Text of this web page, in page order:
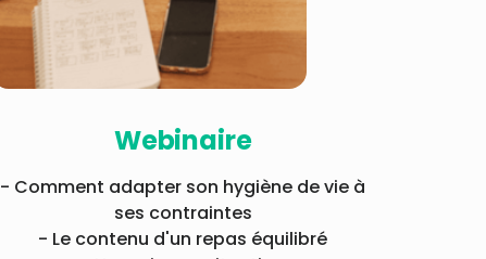
Webinaire
- Comment adapter son hygiène de vie à
ses contraintes
- Le contenu d'un repas équilibré